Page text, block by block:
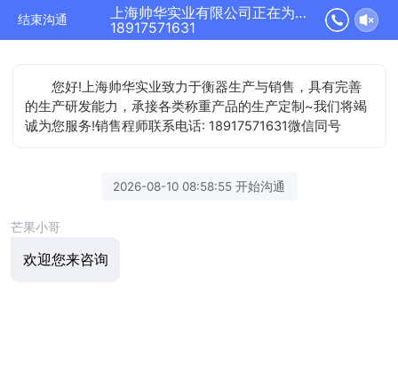
结束沟通
上海帅华实业有限公司正在为您服务
18917571631
您好!上海帅华实业致力于衡器生产与销售，具有完善
的生产研发能力，承接各类称重产品的生产定制~我们将竭
诚为您服务!销售程师联系电话: 18917571631微信同号
2026-08-10 08:58:55 开始沟通
芒果小哥
欢迎您来咨询